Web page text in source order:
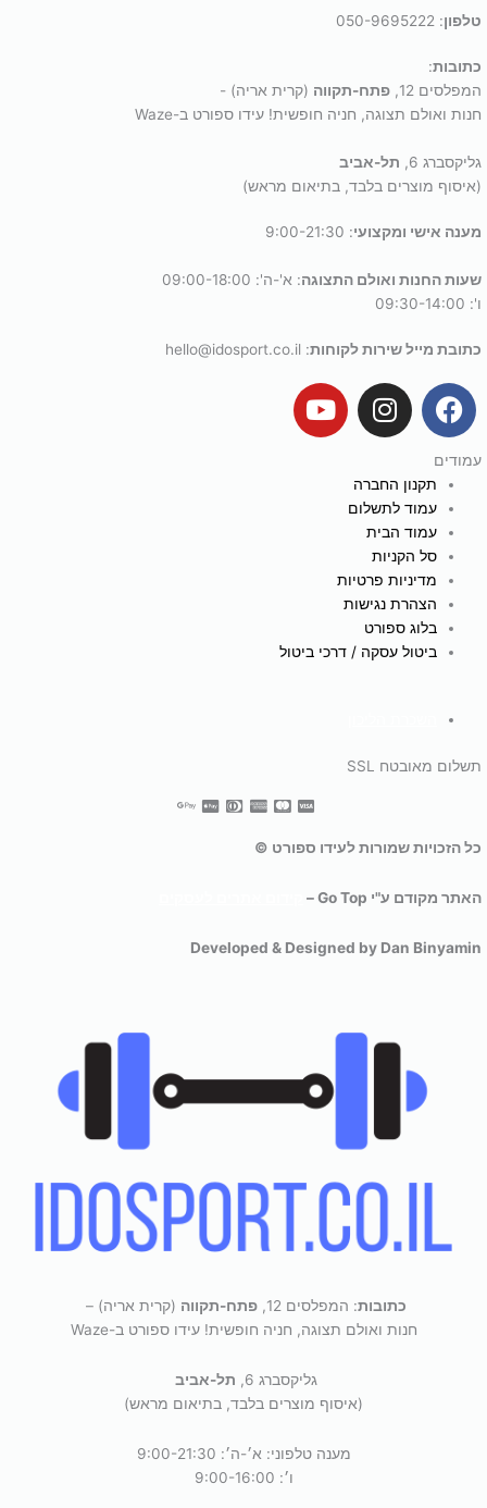
טלפון: 050-9695222
כתובות:
המפלסים 12,
פתח-תקווה (קרית אריה) -
חנות ואולם תצוגה, חניה חופשית! עידו ספורט ב-Waze
גליקסברג 6,
תל-אביב
(איסוף מוצרים בלבד, בתיאום מראש)
מענה אישי ומקצועי: 9:00-21:30
שעות החנות ואולם התצוגה: א'-ה': 09:00-18:00
ו': 09:30-14:00
כתובת מייל שירות לקוחות: hello@idosport.co.il
F
a
c
e
b
o
o
k
I
n
t
a
g
r
a
m
Y
o
עמודים
תקנון החברה
עמוד לתשלום
עמוד הבית
סל הקניות
מדיניות פרטיות
הצהרת נגישות
בלוג ספורט
ביטול עסקה / דרכי ביטול
תשלום מאובטח SSL
כל הזכויות שמורות לעידו ספורט ©
האתר מקודם ע"י Go Top –
Developed & Designed by Dan Binyamin
כתובות: המפלסים 12, פתח-תקווה (קרית אריה) –
חנות ואולם תצוגה, חניה חופשית! עידו ספורט ב-Waze
גליקסברג 6,
תל-אביב
(איסוף מוצרים בלבד, בתיאום מראש)
מענה טלפוני: א׳-ה׳: 9:00-21:30
ו׳: 9:00-16:00